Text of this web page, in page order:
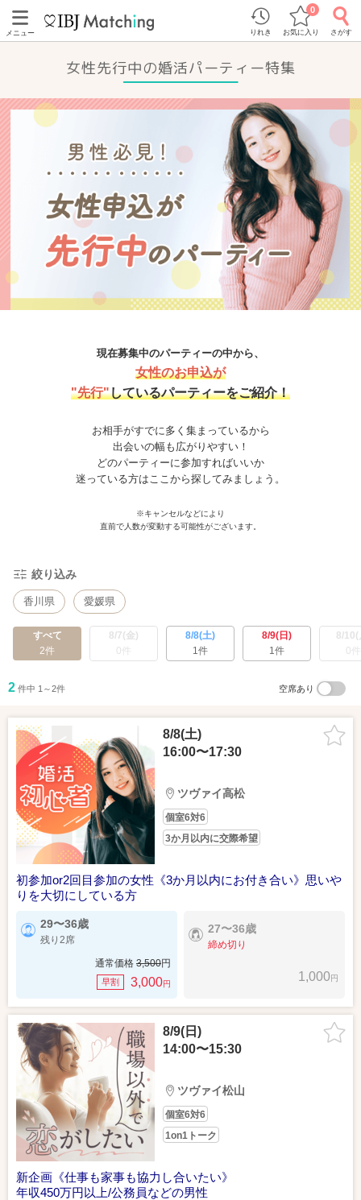
メニュー りれき お気に入り
0
さがす
女性先行中の婚活パーティー特集
現在募集中のパーティーの中から、
女性のお申込が
"先行"しているパーティーをご紹介！
お相手がすでに多く集まっているから
出会いの幅も広がりやすい！
どのパーティーに参加すればいいか
迷っている方はここから探してみましょう。
※キャンセルなどにより
直前で人数が変動する可能性がございます。
絞り込み
香川県 愛媛県
すべて
2件
8/7(金)
0件
8/8(土)
1件
8/9(日)
1件
8/10(
0件
2 件中 1～2件 空席あり
8/8(土)
16:00〜17:30
ツヴァイ高松
個室6対6
3か月以内に交際希望
初参加or2回目参加の女性《3か月以内にお付き合い》思いや
りを大切にしている方
29〜36歳
残り2席
通常価格 3,500円
早割 3,000円
27〜36歳
締め切り
1,000円
8/9(日)
14:00〜15:30
ツヴァイ松山
個室6対6
1on1トーク
新企画《仕事も家事も協力し合いたい》
年収450万円以上/公務員などの男性